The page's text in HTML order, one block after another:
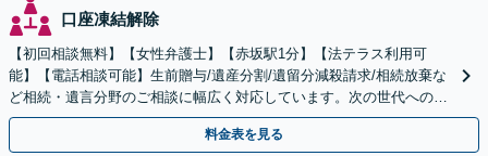
口座凍結解除
【初回相談無料】【女性弁護士】【赤坂駅1分】【法テラス利用可
能】【電話相談可能】生前贈与/遺産分割/遺留分減殺請求/相続放棄な
ど相続・遺言分野のご相談に幅広く対応しています。次の世代へのよ
り良いバトンパスをお手伝いさせていただきます。
料金表を見る